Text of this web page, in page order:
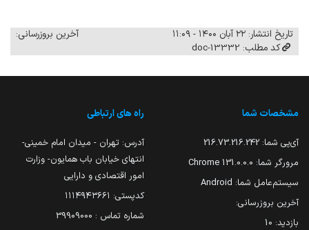
تاریخ انتشار: ۲۲ آبان ۱۴۰۰ - ۱۱:۰۹
آخرین بروزرسانی:
کد مطلب: 13332-doc
مشخصات شما
آی‌پی شما: 216.73.216.242
مرورگر شما: 131.0.0.0 Chrome
سیستم‌عامل شما: Android
آخرین بروزرسانی:
بازدید: 10
راه های ارتباطی
آدرس: تهران - میدان امام خمینی-
انتهای خیابان باب همایون- وزارت
امور اقتصادی و دارایی
کدپستی: ۱۱۱۴۹۴۳۶۶۱
شماره تماس : 39909000